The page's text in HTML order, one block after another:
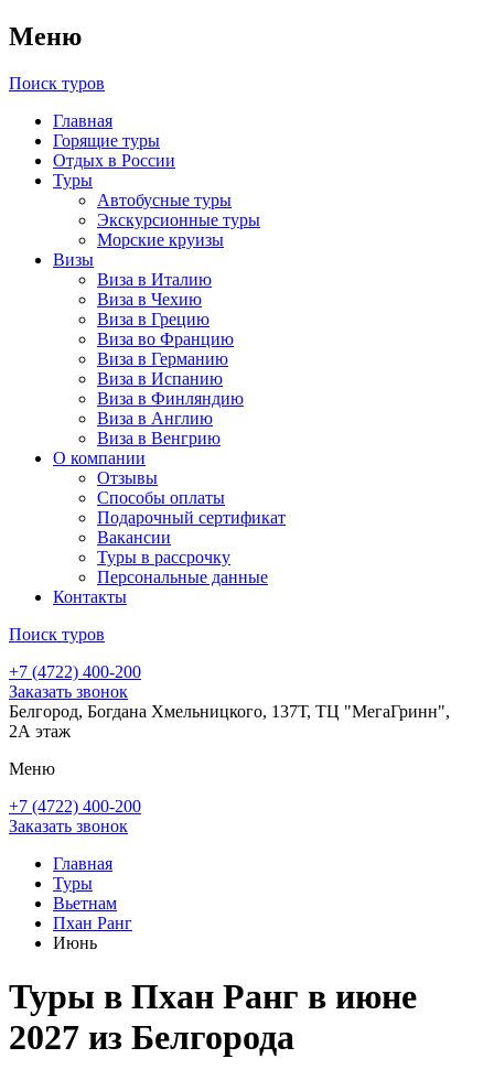
Меню
Поиск туров
Главная
Горящие туры
Отдых в России
Туры
Автобусные туры
Экскурсионные туры
Морские круизы
Визы
Виза в Италию
Виза в Чехию
Виза в Грецию
Виза во Францию
Виза в Германию
Виза в Испанию
Виза в Финляндию
Виза в Англию
Виза в Венгрию
О компании
Отзывы
Способы оплаты
Подарочный сертификат
Вакансии
Туры в рассрочку
Персональные данные
Контакты
Поиск туров
+7 (4722) 400-200
Заказать звонок
Белгород, Богдана Хмельницкого, 137Т, ТЦ "МегаГринн",
2А этаж
Меню
+7 (4722) 400-200
Заказать звонок
Главная
Туры
Вьетнам
Пхан Ранг
Июнь
Туры в Пхан Ранг в июне
2027 из Белгорода